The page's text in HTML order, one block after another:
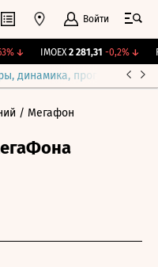
Войти
↓ IMOEX 2 281,31 -0,2%↓
динамика, прогнозы
/ Мегафон